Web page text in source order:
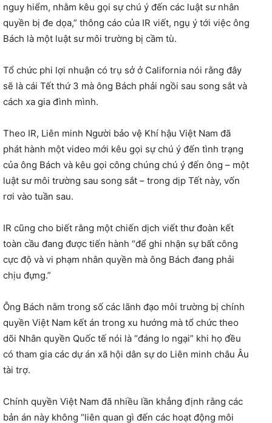
nguy hiểm, nhằm kêu gọi sự chú ý đến các luật sư nhân
quyền bị đe dọa,” thông cáo của IR viết, ngụ ý tới việc ông
Bách là một luật sư môi trường bị cầm tù.
Tổ chức phi lợi nhuận có trụ sở ở California nói rằng đây
sẽ là cái Tết thứ 3 mà ông Bách phải ngồi sau song sắt và
cách xa gia đình mình.
Theo IR, Liên minh Người bảo vệ Khí hậu Việt Nam đã
phát hành một video mới kêu gọi sự chú ý đến tình trạng
của ông Bách và kêu gọi công chúng chú ý đến ông – một
luật sư môi trường sau song sắt – trong dịp Tết này, vốn
rơi vào tuần sau.
IR cũng cho biết rằng một chiến dịch viết thư đoàn kết
toàn cầu đang được tiến hành “để ghi nhận sự bất công
cực độ và vi phạm nhân quyền mà ông Bách đang phải
chịu đựng.”
Ông Bách nằm trong số các lãnh đạo môi trường bị chính
quyền Việt Nam kết án trong xu hướng mà tổ chức theo
dõi Nhân quyền Quốc tế nói là “đáng lo ngại” khi họ đều
có tham gia các dự án xã hội dân sự do Liên minh châu Âu
tài trợ.
Chính quyền Việt Nam đã nhiều lần khẳng định rằng các
bản án này không “liên quan gì đến các hoạt động môi